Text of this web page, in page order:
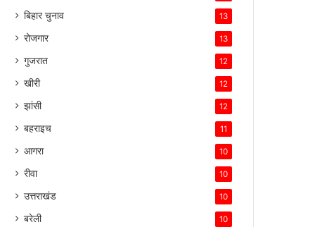
बिहार चुनाव 13
रोजगार 13
गुजरात 12
खीरी 12
झांसी 12
बहराइच 11
आगरा 10
रीवा 10
उत्तराखंड 10
बरेली 10